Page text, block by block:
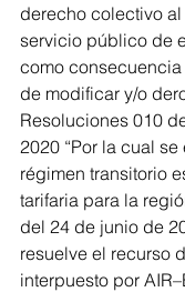
derecho colectivo
servicio público de
como
de modificar y/o
Resoluciones 010
2020 “Por la cual
régimen transitorio
tarifaria para la
del 24 de junio de
resuelve el recurso
interpuesto por